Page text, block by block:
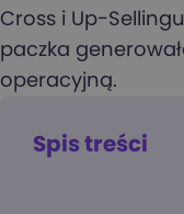
Cross i Up-
paczka
operacyjną.
Spis treści